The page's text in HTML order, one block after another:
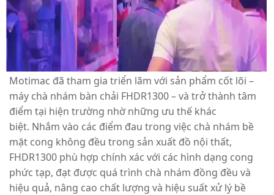
Motimac đã tham gia triển lãm với sản phẩm cốt lõi –
máy chà nhám bàn chải FHDR1300 – và trở thành tâm
điểm tại hiện trường nhờ những ưu thế khác
biệt. Nhắm vào các điểm đau trong việc chà nhám bề
mặt cong không đều trong sản xuất đồ nội thất,
FHDR1300 phù hợp chính xác với các hình dạng cong
phức tạp, đạt được quá trình chà nhám đồng đều và
hiệu quả, nâng cao chất lượng và hiệu suất xử lý bề